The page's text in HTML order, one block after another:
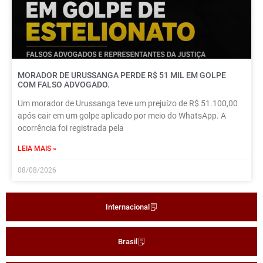
Internacional
Brasil
MORADOR DE URUSSANGA PERDE R$ 51 MIL EM GOLPE
COM FALSO ADVOGADO.
Um morador de Urussanga teve um prejuízo de R$ 51.100,00
após cair em um golpe aplicado por meio do WhatsApp. A
ocorrência foi registrada pela
LEIA MAIS »
08/08/2026